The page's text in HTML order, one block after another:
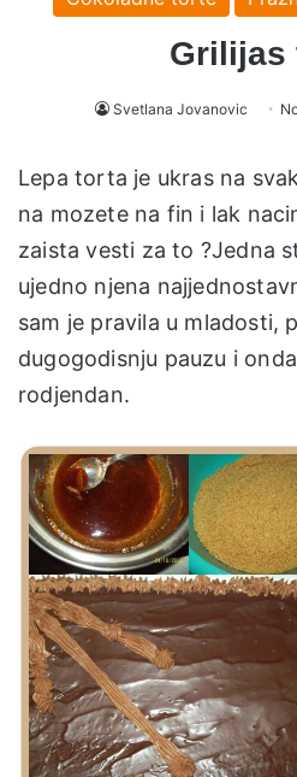
Grilijas
Svetlana Jovanovic
Lepa torta je ukras na
na mozete na fin i lak
zaista vesti za to ?Jedna
ujedno njena
sam je pravila u mladosti,
dugogodisnju pauzu i
rodjendan.